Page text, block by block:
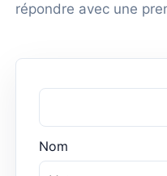
répondre avec une
Nom